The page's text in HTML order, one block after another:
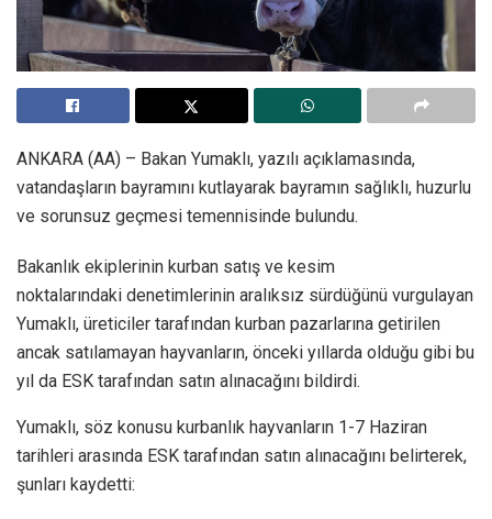
ANKARA (AA) – Bakan Yumaklı, yazılı açıklamasında,
vatandaşların bayramını kutlayarak bayramın sağlıklı, huzurlu
ve sorunsuz geçmesi temennisinde bulundu.
Bakanlık ekiplerinin kurban satış ve kesim
noktalarındaki denetimlerinin aralıksız sürdüğünü vurgulayan
Yumaklı, üreticiler tarafından kurban pazarlarına getirilen
ancak satılamayan hayvanların, önceki yıllarda olduğu gibi bu
yıl da ESK tarafından satın alınacağını bildirdi.
Yumaklı, söz konusu kurbanlık hayvanların 1-7 Haziran
tarihleri arasında ESK tarafından satın alınacağını belirterek,
şunları kaydetti: